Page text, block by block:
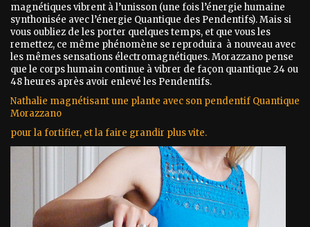
magnétiques vibrent à l’unisson (une fois l’énergie humaine
synthonisée avec l’énergie Quantique des Pendentifs). Mais si
vous oubliez de les porter quelques temps, et que vous les
remettez, ce même phénomène se reproduira à nouveau avec
les mêmes sensations électromagnétiques. Morazzano pense
que le corps humain continue à vibrer de façon quantique 24 ou
48 heures après avoir enlevé les Pendentifs.
Nathalie magnétisant une plante avec son pendentif Quantique
Morazzano
pour la fortifier, et la faire grandir plus vite.